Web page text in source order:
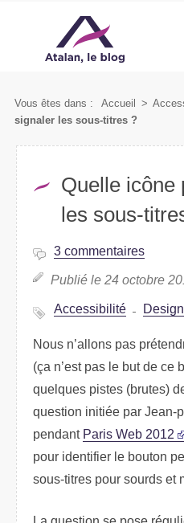
Vous êtes dans : Accueil >
signaler les sous-titres ?
Quelle icône
les sous-
3 commentaires
Publié le 24 octobre
Accessibilité Design
Nous n’allons pas
(ça n’est pas le but de ce
quelques pistes (brutes)
question initiée par Jean-
pendant Paris Web 2012
pour identifier le bouton
sous-titres pour sourds et